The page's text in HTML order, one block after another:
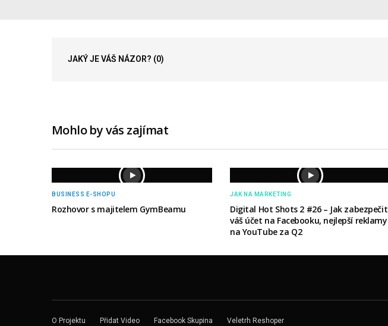
JAKÝ JE VÁŠ NÁZOR? (0)
Mohlo by vás zajímat
BUSINESS E-SHOPU
Rozhovor s majitelem GymBeamu
JAK NA MARKETING
Digital Hot Shots 2 #26 – Jak zabezpečit
váš účet na Facebooku, nejlepší reklamy
na YouTube za Q2
O Projektu Přidat Video Facebook Skupina Veletrh Reshoper